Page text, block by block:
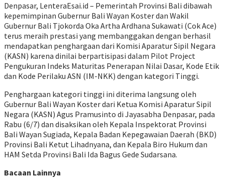
Denpasar, LenteraEsai.id – Pemerintah Provinsi Bali dibawah
kepemimpinan Gubernur Bali Wayan Koster dan Wakil
Gubernur Bali Tjokorda Oka Artha Ardhana Sukawati (Cok Ace)
terus meraih prestasi yang membanggakan dengan berhasil
mendapatkan penghargaan dari Komisi Aparatur Sipil Negara
(KASN) karena dinilai berpartisipasi dalam Pilot Project
Pengukuran Indeks Maturitas Penerapan Nilai Dasar, Kode Etik
dan Kode Perilaku ASN (IM-NKK) dengan kategori Tinggi.
Penghargaan kategori tinggi ini diterima langsung oleh
Gubernur Bali Wayan Koster dari Ketua Komisi Aparatur Sipil
Negara (KASN) Agus Pramusinto di Jayasabha Denpasar, pada
Rabu (6/7) dan disaksikan oleh Kepala Inspektorat Provinsi
Bali Wayan Sugiada, Kepala Badan Kepegawaian Daerah (BKD)
Provinsi Bali Ketut Lihadnyana, dan Kepala Biro Hukum dan
HAM Setda Provinsi Bali Ida Bagus Gede Sudarsana.
Bacaan Lainnya